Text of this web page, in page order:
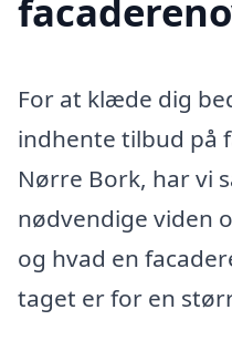
For at klæde dig
indhente tilbud på
Nørre Bork, har vi
nødvendige viden
og hvad en
taget er for en